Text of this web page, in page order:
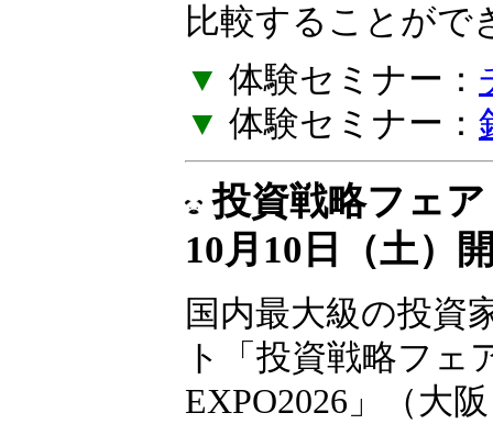
など、全上場銘柄
比較することがで
▼ 体験セミナー：
▼体験セミナー：
投資戦略フェ
10月10日（土）
国内最大級の投資
ト「投資戦略フェ